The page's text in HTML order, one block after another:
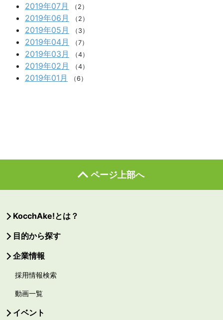
2019年07月 （2）
2019年06月 （2）
2019年05月 （3）
2019年04月 （7）
2019年03月 （4）
2019年02月 （4）
2019年01月 （6）
ページ上部へ
KocchAke!とは？
目的から探す
企業情報
採用情報検索
動画一覧
イベント